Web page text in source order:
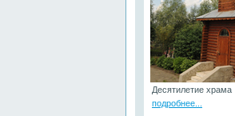
Десятилетие храма
подробнее...